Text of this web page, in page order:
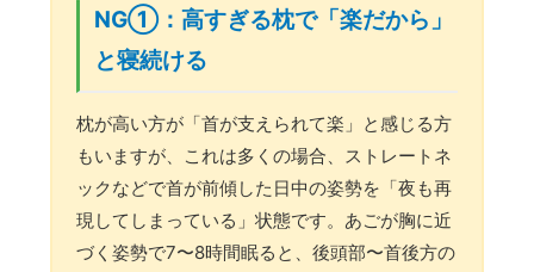
NG①：高すぎる枕で「楽だから」
と寝続ける
枕が高い方が「首が支えられて楽」と感じる方
もいますが、これは多くの場合、ストレートネ
ックなどで首が前傾した日中の姿勢を「夜も再
現してしまっている」状態です。あごが胸に近
づく姿勢で7〜8時間眠ると、後頭部〜首後方の